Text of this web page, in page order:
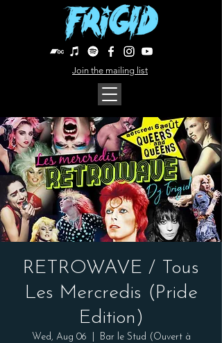
Join the mailing list
RETROWAVE / Tous
Les Mercredis (Pride
Edition)
Wed, Aug 06
Bar le Stud (Ouvert à